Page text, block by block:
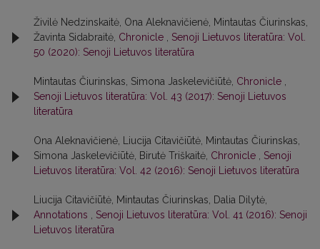
Živilė Nedzinskaitė, Ona Aleknavičienė, Mintautas Čiurinskas,
Žavinta Sidabraitė, Chronicle , Senoji Lietuvos literatūra: Vol.
50 (2020): Senoji Lietuvos literatūra
Mintautas Čiurinskas, Simona Jaskelevičiūtė, Chronicle ,
Senoji Lietuvos literatūra: Vol. 43 (2017): Senoji Lietuvos
literatūra
Ona Aleknavičienė, Liucija Citavičiūtė, Mintautas Čiurinskas,
Simona Jaskelevičiūtė, Birutė Triškaitė, Chronicle , Senoji
Lietuvos literatūra: Vol. 42 (2016): Senoji Lietuvos literatūra
Liucija Citavičiūtė, Mintautas Čiurinskas, Dalia Dilytė,
Annotations , Senoji Lietuvos literatūra: Vol. 41 (2016): Senoji
Lietuvos literatūra